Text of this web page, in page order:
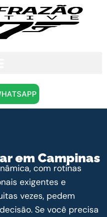
em Campinas
com rotinas
exigentes e
vezes, pedem
Se você precisa